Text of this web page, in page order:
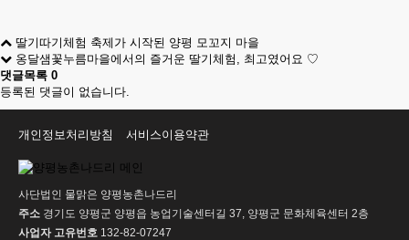
딸기따기체험 축제가 시작된 양평 모꼬지 마을
옹달샘꽃누름마을에서의 즐거운 딸기체험, 최고였어요 ♡
댓글목록 0
등록된 댓글이 없습니다.
개인정보처리방침 서비스이용약관
사단법인 물맑은 양평농촌나드리
주소 경기도 양평군 양평읍 농업기술센터길 37, 양평군 문화체육센터 2층
사업자 고유번호 132-82-07247